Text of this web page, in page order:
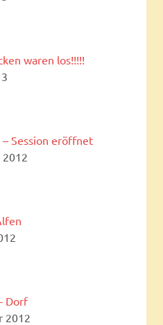
waren los!!!!!
– Session eröffnet
Dorf
2012